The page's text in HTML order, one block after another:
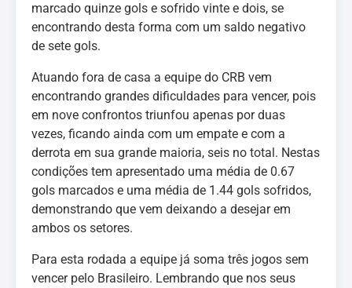
marcado quinze gols e sofrido vinte e dois, se
encontrando desta forma com um saldo negativo
de sete gols.
Atuando fora de casa a equipe do CRB vem
encontrando grandes dificuldades para vencer, pois
em nove confrontos triunfou apenas por duas
vezes, ficando ainda com um empate e com a
derrota em sua grande maioria, seis no total. Nestas
condições tem apresentado uma média de 0.67
gols marcados e uma média de 1.44 gols sofridos,
demonstrando que vem deixando a desejar em
ambos os setores.
Para esta rodada a equipe já soma três jogos sem
vencer pelo Brasileiro. Lembrando que nos seus